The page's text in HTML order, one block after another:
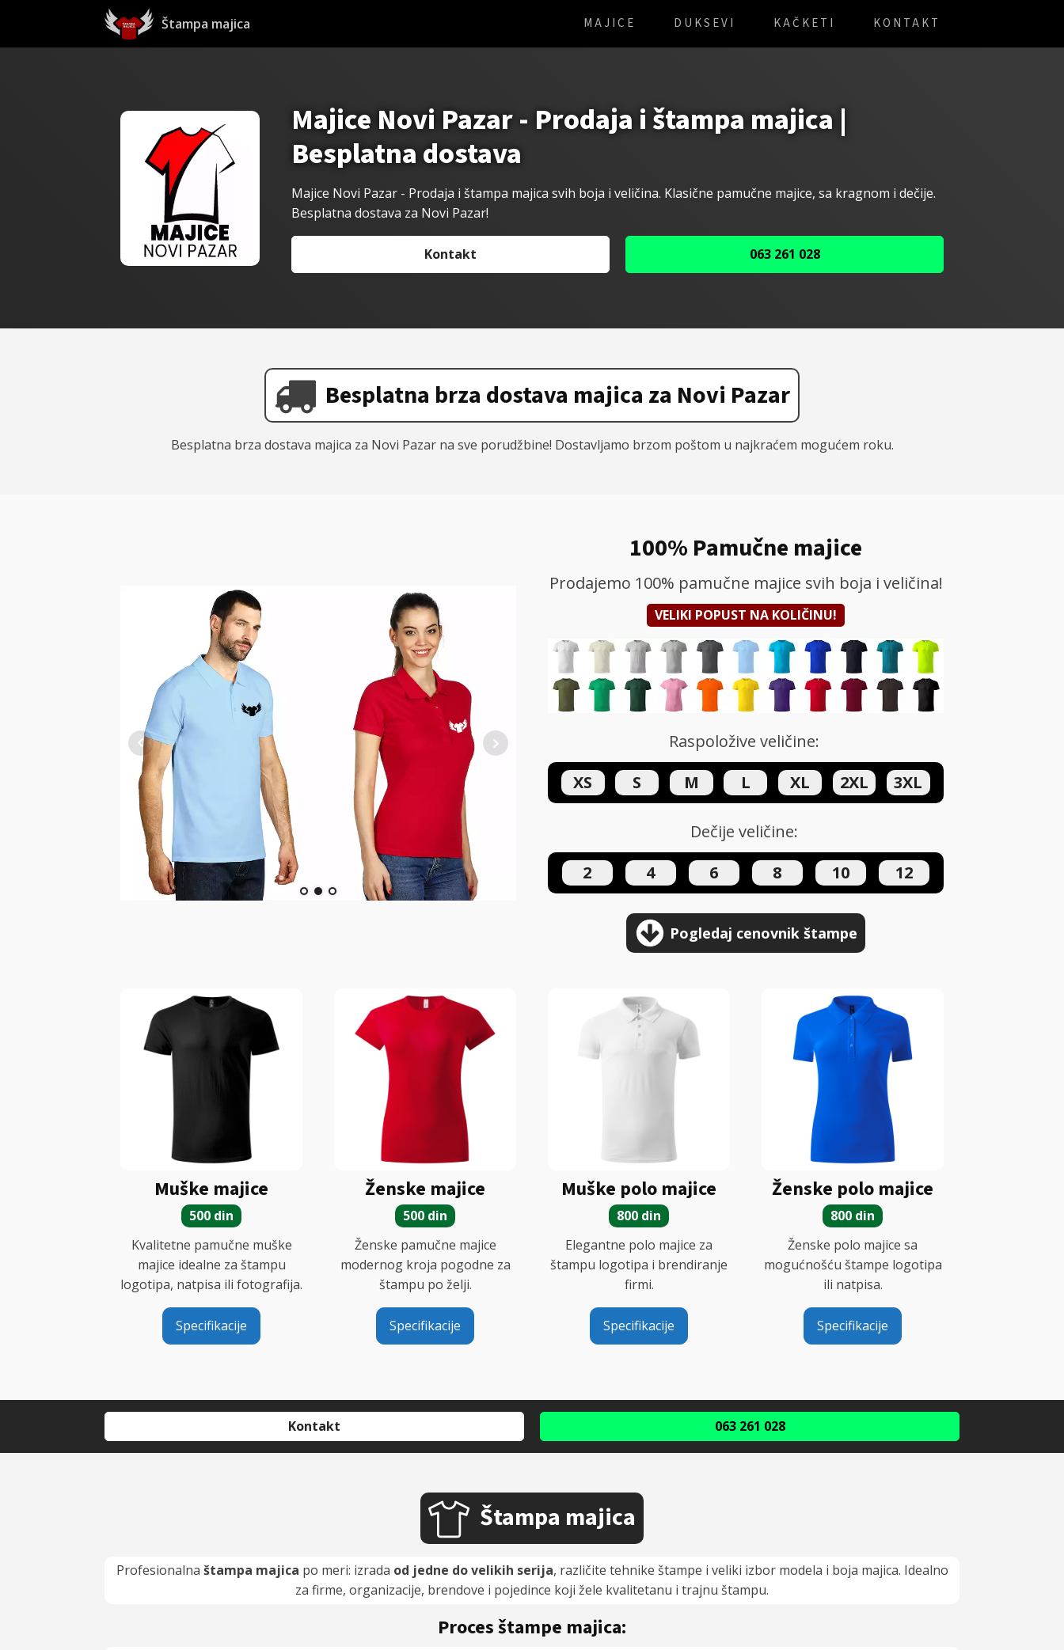
Štampa majica MAJICE DUKSEVI KAČKETI KONTAKT
Majice Novi Pazar - Prodaja i štampa majica |
Besplatna dostava
Majice Novi Pazar - Prodaja i štampa majica svih boja i veličina. Klasične pamučne majice, sa kragnom i dečije.
Besplatna dostava za Novi Pazar!
Kontakt 063 261 028
Besplatna brza dostava majica za Novi Pazar
Besplatna brza dostava majica za Novi Pazar na sve porudžbine! Dostavljamo brzom poštom u najkraćem mogućem roku.
100% Pamučne majice
Prodajemo 100% pamučne majice svih boja i veličina!
VELIKI POPUST NA KOLIČINU!
Raspoložive veličine:
XS
S M L XL 2XL 3XL
Dečije veličine:
2
4 6 8 10 12
Pogledaj cenovnik štampe
Muške majice
500 din
Kvalitetne pamučne muške
majice idealne za štampu
logotipa, natpisa ili fotografija.
Specifikacije
Ženske majice
500 din
Ženske pamučne majice
modernog kroja pogodne za
štampu po želji.
Specifikacije
Muške polo majice
800 din
Elegantne polo majice za
štampu logotipa i brendiranje
firmi.
Specifikacije
Ženske polo majice
800 din
Ženske polo majice sa
mogućnošću štampe logotipa
ili natpisa.
Specifikacije
Kontakt 063 261 028
Štampa majica
Profesionalna štampa majica po meri: izrada od jedne do velikih serija, različite tehnike štampe i veliki izbor modela i boja majica. Idealno
za firme, organizacije, brendove i pojedince koji žele kvalitetanu i trajnu štampu.
Proces štampe majica: